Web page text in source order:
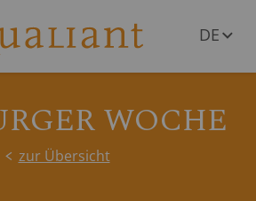
DE
WOCHE
zur Übersicht